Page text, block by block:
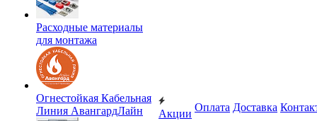
Расходные материалы
для монтажа
Огнестойкая Кабельная
Линия АвангардЛайн
Акции
Оплата Доставка